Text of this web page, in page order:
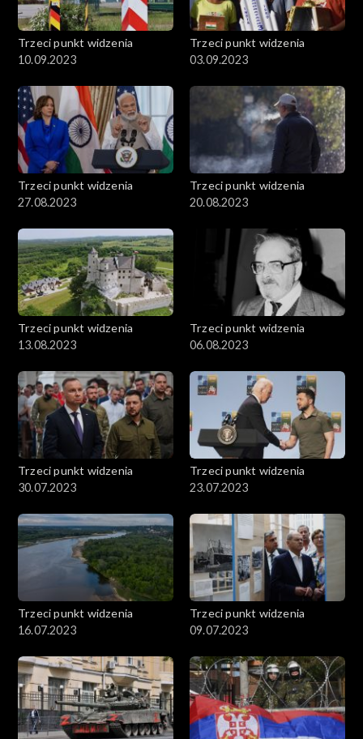
Trzeci punkt widzenia
10.09.2023
Trzeci punkt widzenia
03.09.2023
Trzeci punkt widzenia
27.08.2023
Trzeci punkt widzenia
20.08.2023
Trzeci punkt widzenia
13.08.2023
Trzeci punkt widzenia
06.08.2023
Trzeci punkt widzenia
30.07.2023
Trzeci punkt widzenia
23.07.2023
Trzeci punkt widzenia
16.07.2023
Trzeci punkt widzenia
09.07.2023